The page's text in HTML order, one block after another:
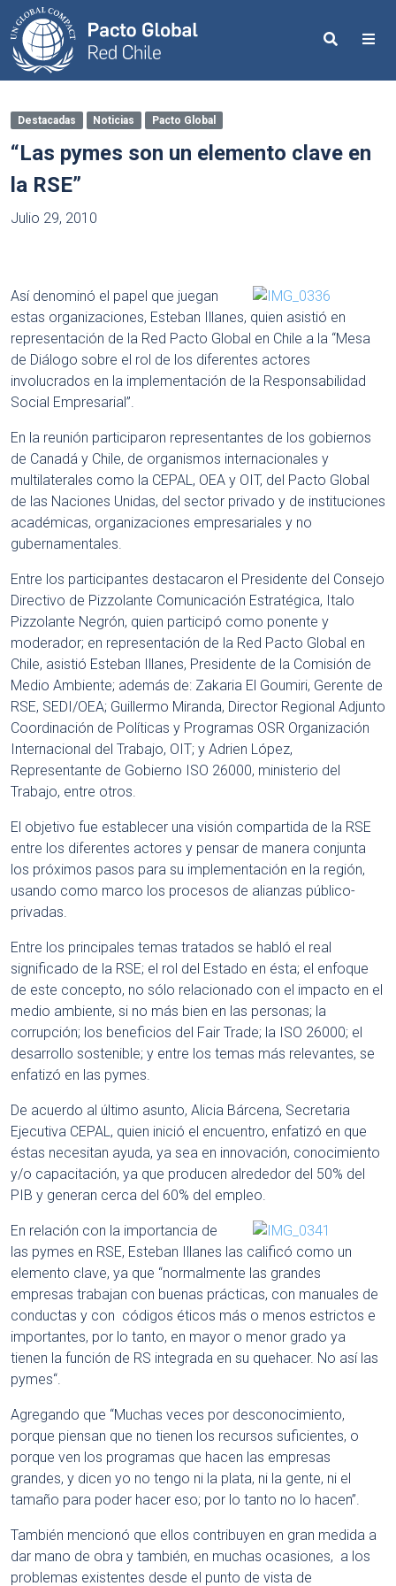
Search
Destacadas Noticias Pacto Global
“Las pymes son un elemento clave en
la RSE”
Julio 29, 2010
Así denominó el papel que juegan
estas organizaciones, Esteban Illanes, quien asistió en
representación de la Red Pacto Global en Chile a la “Mesa
de Diálogo sobre el rol de los diferentes actores
involucrados en la implementación de la Responsabilidad
Social Empresarial”.
En la reunión participaron representantes de los gobiernos
de Canadá y Chile, de organismos internacionales y
multilaterales como la CEPAL, OEA y OIT, del Pacto Global
de las Naciones Unidas, del sector privado y de instituciones
académicas, organizaciones empresariales y no
gubernamentales.
Entre los participantes destacaron el Presidente del Consejo
Directivo de Pizzolante Comunicación Estratégica, Italo
Pizzolante Negrón, quien participó como ponente y
moderador; en representación de la Red Pacto Global en
Chile, asistió Esteban Illanes, Presidente de la Comisión de
Medio Ambiente; además de: Zakaria El Goumiri, Gerente de
RSE, SEDI/OEA; Guillermo Miranda, Director Regional Adjunto
Coordinación de Políticas y Programas OSR Organización
Internacional del Trabajo, OIT; y Adrien López,
Representante de Gobierno ISO 26000, ministerio del
Trabajo, entre otros.
El objetivo fue establecer una visión compartida de la RSE
entre los diferentes actores y pensar de manera conjunta
los próximos pasos para su implementación en la región,
usando como marco los procesos de alianzas público-
privadas.
Entre los principales temas tratados se habló el real
significado de la RSE; el rol del Estado en ésta; el enfoque
de este concepto, no sólo relacionado con el impacto en el
medio ambiente, si no más bien en las personas; la
corrupción; los beneficios del Fair Trade; la ISO 26000; el
desarrollo sostenible; y entre los temas más relevantes, se
enfatizó en las pymes.
De acuerdo al último asunto, Alicia Bárcena, Secretaria
Ejecutiva CEPAL, quien inició el encuentro, enfatizó en que
éstas necesitan ayuda, ya sea en innovación, conocimiento
y/o capacitación, ya que producen alrededor del 50% del
PIB y generan cerca del 60% del empleo.
En relación con la importancia de
las pymes en RSE, Esteban Illanes las calificó como un
elemento clave, ya que “normalmente las grandes
empresas trabajan con buenas prácticas, con manuales de
conductas y con códigos éticos más o menos estrictos e
importantes, por lo tanto, en mayor o menor grado ya
tienen la función de RS integrada en su quehacer. No así las
pymes“.
Agregando que “Muchas veces por desconocimiento,
porque piensan que no tienen los recursos suficientes, o
porque ven los programas que hacen las empresas
grandes, y dicen yo no tengo ni la plata, ni la gente, ni el
tamaño para poder hacer eso; por lo tanto no lo hacen”.
También mencionó que ellos contribuyen en gran medida a
dar mano de obra y también, en muchas ocasiones, a los
problemas existentes desde el punto de vista de